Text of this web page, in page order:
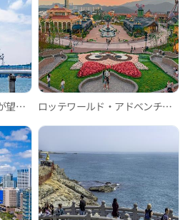
最高に爽やかな海の絶景が望める松島海上ロープウェイ！ ロッテワールド・アドベンチャー釜山